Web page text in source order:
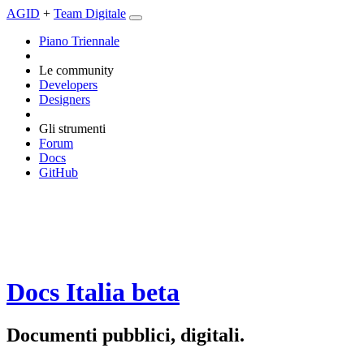
AGID + Team Digitale
Piano Triennale
Le community
Developers
Designers
Gli strumenti
Forum
Docs
GitHub
Docs Italia beta
Documenti pubblici, digitali.